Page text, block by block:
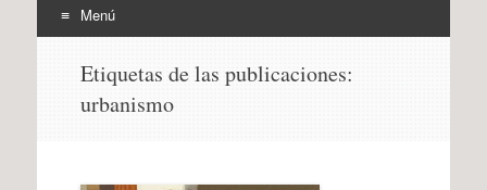
Menú
contenido
Etiquetas de las publicaciones:
urbanismo